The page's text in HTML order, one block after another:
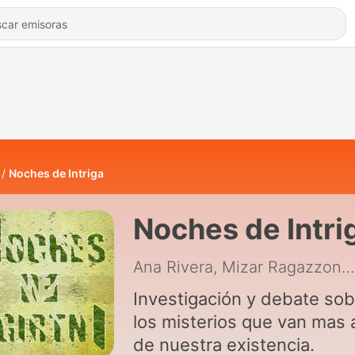
Noches de Intriga
Noches de
Ana Rivera, Mizar Ragazzone y Gilberto Rodríguez
Investigación y debate
los misterios que van mas
de nuestra existencia.